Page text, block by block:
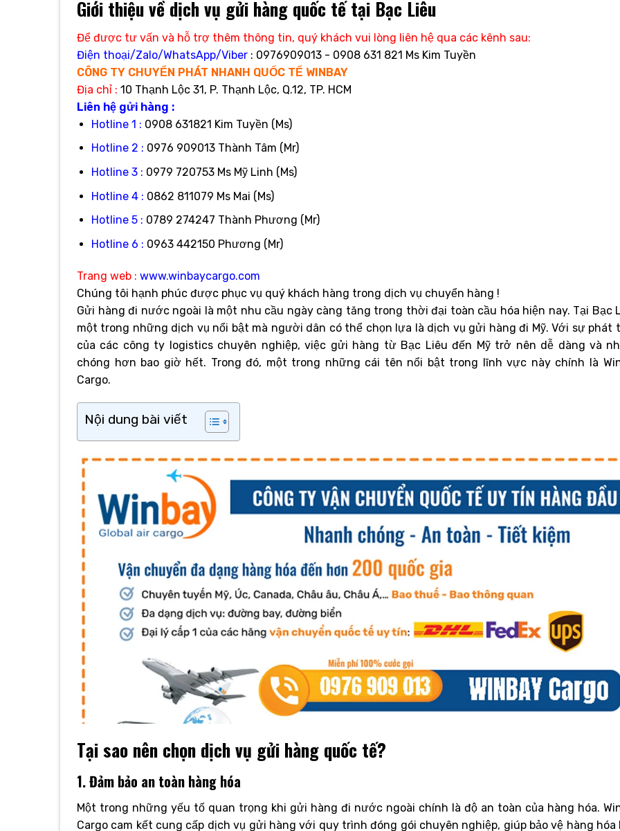
Giới thiệu về dịch vụ gửi hàng quốc tế tại Bạc Liêu
Để được tư vấn và hỗ trợ thêm thông tin, quý khách vui lòng liên hệ qua các kênh sau:
Điện thoại/Zalo/WhatsApp/Viber : 0976909013 - 0908 631 821 Ms Kim Tuyền
CÔNG TY CHUYỂN PHÁT NHANH QUỐC TẾ WINBAY
Địa chỉ : 10 Thạnh Lộc 31, P. Thạnh Lộc, Q.12, TP. HCM
Liên hệ gửi hàng :
Hotline 1 : 0908 631821 Kim Tuyền (Ms)
Hotline 2 : 0976 909013 Thành Tâm (Mr)
Hotline 3 : 0979 720753 Ms Mỹ Linh (Ms)
Hotline 4 : 0862 811079 Ms Mai (Ms)
Hotline 5 : 0789 274247 Thành Phương (Mr)
Hotline 6 : 0963 442150 Phương (Mr)
Trang web : www.winbaycargo.com
Chúng tôi hạnh phúc được phục vụ quý khách hàng trong dịch vụ chuyển hàng !
Gửi hàng đi nước ngoài là một nhu cầu ngày càng tăng trong thời đại toàn cầu hóa hiện nay. Tại Bạc
một trong những dịch vụ nổi bật mà người dân có thể chọn lựa là dịch vụ gửi hàng đi Mỹ. Với sự phát
của các công ty logistics chuyên nghiệp, việc gửi hàng từ Bạc Liêu đến Mỹ trở nên dễ dàng và
chóng hơn bao giờ hết. Trong đó, một trong những cái tên nổi bật trong lĩnh vực này chính là
Cargo.
Nội dung bài viết
Tại sao nên chọn dịch vụ gửi hàng quốc tế?
1. Đảm bảo an toàn hàng hóa
Một trong những yếu tố quan trọng khi gửi hàng đi nước ngoài chính là độ an toàn của hàng hóa.
Cargo cam kết cung cấp dịch vụ gửi hàng với quy trình đóng gói chuyên nghiệp, giúp bảo vệ hàng hóa